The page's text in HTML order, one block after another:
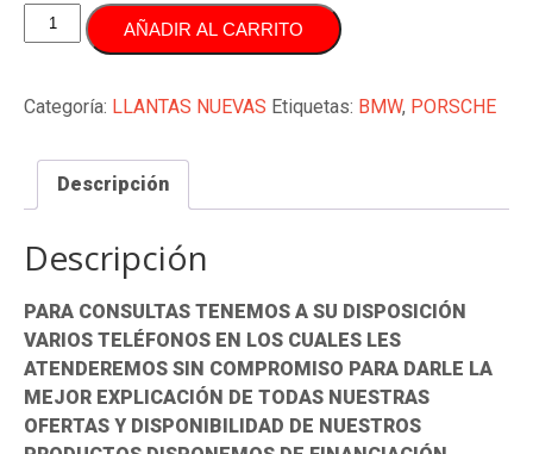
JUEGO
LLANTAS
PULGADAS
PORSCHE
MACAN
Y
BMW
SERIE
7
cantidad
AÑADIR AL CARRITO
Categoría: LLANTAS NUEVAS Etiquetas: BMW, PORSCHE
Descripción
Descripción
PARA CONSULTAS TENEMOS A SU DISPOSICIÓN
VARIOS TELÉFONOS EN LOS CUALES LES
ATENDEREMOS SIN COMPROMISO PARA DARLE LA
MEJOR EXPLICACIÓN DE TODAS NUESTRAS
OFERTAS Y DISPONIBILIDAD DE NUESTROS